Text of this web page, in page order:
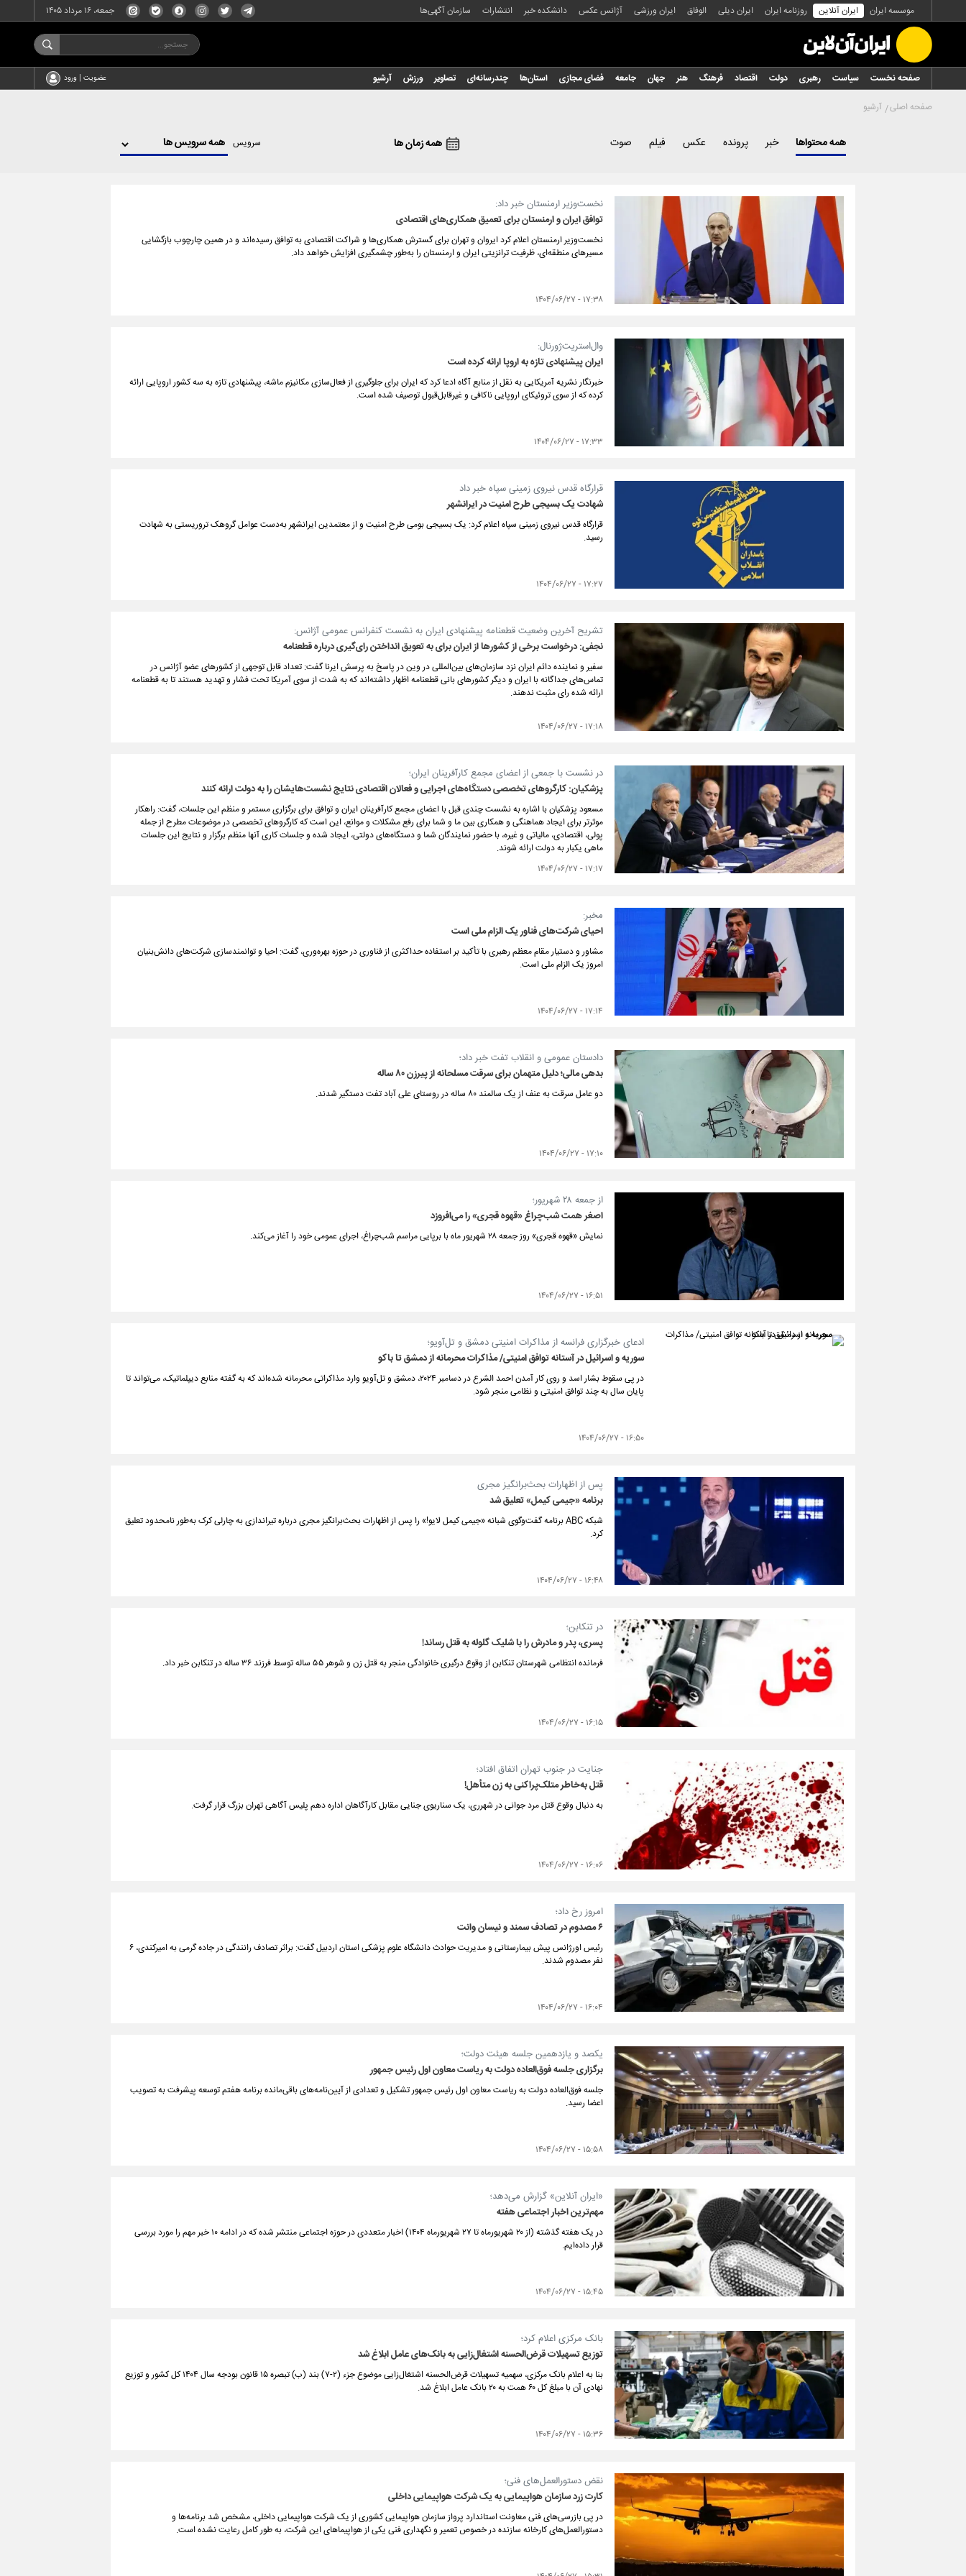
موسسه ایران ایران آنلاین روزنامه ایران ایران دیلی الوفاق ایران ورزشی آژانس عکس دانشکده خبر انتشارات سازمان آگهی‌ها جمعه، ۱۶ مرداد ۱۴۰۵
صفحه نخست سیاست رهبری دولت اقتصاد فرهنگ هنر جهان جامعه فضای مجازی استان‌ها چندرسانه‌ای تصاویر ورزش آرشیو عضویت | ورود
صفحه اصلی آرشیو
همه محتواها خبر پرونده عکس فیلم صوت همه زمان ها سرویس
نخست‌وزیر ارمنستان خبر داد:
توافق ایران و ارمنستان برای تعمیق همکاری‌های اقتصادی
نخست‌وزیر ارمنستان اعلام کرد ایروان و تهران برای گسترش همکاری‌ها و شراکت اقتصادی به توافق رسیده‌اند و در همین چارچوب بازگشایی
مسیرهای منطقه‌ای، ظرفیت ترانزیتی ایران و ارمنستان را به‌طور چشمگیری افزایش خواهد داد.
۱۷:۳۸ - ۱۴۰۴/۰۶/۲۷
وال‌استریت‌ژورنال:
ایران پیشنهادی تازه به اروپا ارائه کرده است
خبرنگار نشریه آمریکایی به نقل از منابع آگاه ادعا کرد که ایران برای جلوگیری از فعال‌سازی مکانیزم ماشه، پیشنهادی تازه به سه کشور اروپایی ارائه
کرده که از سوی تروئیکای اروپایی ناکافی و غیرقابل‌قبول توصیف شده است.
۱۷:۳۳ - ۱۴۰۴/۰۶/۲۷
قرارگاه قدس نیروی زمینی سپاه خبر داد
شهادت یک بسیجی طرح امنیت در ایرانشهر
قرارگاه قدس نیروی زمینی سپاه اعلام کرد: یک بسیجی بومی طرح امنیت و از معتمدین ایرانشهر به‌دست عوامل گروهک تروریستی به شهادت
رسید.
۱۷:۲۷ - ۱۴۰۴/۰۶/۲۷
تشریح آخرین وضعیت قطعنامه پیشنهادی ایران به نشست کنفرانس عمومی آژانس:
نجفی: درخواست برخی از کشورها از ایران برای به تعویق انداختن رای‌گیری درباره قطعنامه
سفیر و نماینده دائم ایران نزد سازمان‌های بین‌المللی در وین در پاسخ به پرسش ایرنا گفت: تعداد قابل توجهی از کشورهای عضو آژانس در
تماس‌های جداگانه با ایران و دیگر کشورهای بانی قطعنامه اظهار داشته‌اند که به شدت از سوی آمریکا تحت فشار و تهدید هستند تا به قطعنامه
ارائه شده رای مثبت ندهند.
۱۷:۱۸ - ۱۴۰۴/۰۶/۲۷
در نشست با جمعی از اعضای مجمع کارآفرینان ایران؛
پزشکیان: کارگروهای تخصصی دستگاه‌های اجرایی و فعالان اقتصادی نتایج نشست‌هایشان را به دولت ارائه کنند
مسعود پزشکیان با اشاره به نشست چندی قبل با اعضای مجمع کارآفرینان ایران و توافق برای برگزاری مستمر و منظم این جلسات، گفت: راهکار
موثرتر برای ایجاد هماهنگی و همکاری بین ما و شما برای رفع مشکلات و موانع، این است که کارگروهای تخصصی در موضوعات مطرح از جمله
پولی، اقتصادی، مالیاتی و غیره، با حضور نمایندگان شما و دستگاه‌های دولتی، ایجاد شده و جلسات کاری آنها منظم برگزار و نتایج این جلسات
ماهی یکبار به دولت ارائه شوند.
۱۷:۱۷ - ۱۴۰۴/۰۶/۲۷
مخبر:
احیای شرکت‌های فناور یک الزام ملی است
مشاور و دستیار مقام معظم رهبری با تأکید بر استفاده حداکثری از فناوری در حوزه بهره‌وری، گفت: احیا و توانمندسازی شرکت‌های دانش‌بنیان
امروز یک الزام ملی است.
۱۷:۱۴ - ۱۴۰۴/۰۶/۲۷
دادستان عمومی و انقلاب تفت خبر داد؛
بدهی مالی؛ دلیل متهمان برای سرقت مسلحانه از پیرزن ۸۰ ساله
دو عامل سرقت به عنف از یک سالمند ۸۰ ساله در روستای علی آباد تفت دستگیر شدند.
۱۷:۱۰ - ۱۴۰۴/۰۶/۲۷
از جمعه ۲۸ شهریور؛
اصغر همت شب‌چراغ «قهوه قجری» را می‌افروزد
نمایش «قهوه قجری» روز جمعه ۲۸ شهریور ماه با برپایی مراسم شب‌چراغ، اجرای عمومی خود را آغاز می‌کند.
۱۶:۵۱ - ۱۴۰۴/۰۶/۲۷
ادعای خبرگزاری فرانسه از مذاکرات امنیتی دمشق و تل‌آویو؛
سوریه و اسرائیل در آستانه توافق امنیتی/ مذاکرات محرمانه از دمشق تا باکو
در پی سقوط بشار اسد و روی کار آمدن احمد الشرع در دسامبر ۲۰۲۴، دمشق و تل‌آویو وارد مذاکراتی محرمانه شده‌اند که به گفته منابع دیپلماتیک، می‌تواند تا
پایان سال به چند توافق امنیتی و نظامی منجر شود.
۱۶:۵۰ - ۱۴۰۴/۰۶/۲۷
پس از اظهارات بحث‌برانگیز مجری
برنامه «جیمی کیمل» تعلیق شد
شبکه ABC برنامه‌ گفت‌وگوی شبانه «جیمی کیمل لایو!» را پس از اظهارات بحث‌برانگیز مجری درباره تیراندازی به چارلی کرک به‌طور نامحدود تعلیق
کرد.
۱۶:۴۸ - ۱۴۰۴/۰۶/۲۷
در تنکابن؛
پسری، پدر و مادرش را با شلیک گلوله به قتل رساند!
فرمانده انتظامی شهرستان تنکابن از وقوع درگیری خانوادگی منجر به قتل زن و شوهر ۵۵ ساله توسط فرزند ۳۶ ساله در تنکابن خبر داد.
۱۶:۱۵ - ۱۴۰۴/۰۶/۲۷
جنایت در جنوب تهران اتفاق افتاد؛
قتل به‌خاطر متلک‌پراکنی به زن متأهل!
به دنبال وقوع قتل مرد جوانی در شهرری، یک سناریوی جنایی مقابل کارآگاهان اداره دهم پلیس آگاهی تهران بزرگ قرار گرفت.
۱۶:۰۶ - ۱۴۰۴/۰۶/۲۷
امروز رخ داد؛
۶ مصدوم در تصادف سمند و نیسان وانت
رئیس اورژانس پیش بیمارستانی و مدیریت حوادث دانشگاه علوم پزشکی استان اردبیل گفت: براثر تصادف رانندگی در جاده گرمی به امیرکندی، ۶
نفر مصدوم شدند.
۱۶:۰۴ - ۱۴۰۴/۰۶/۲۷
یکصد و یازدهمین جلسه هیئت دولت؛
برگزاری جلسه فوق‌العاده دولت به ریاست معاون اول رئیس جمهور
جلسه فوق‌العاده دولت به ریاست معاون اول رئیس جمهور تشکیل و تعدادی از آیین‌نامه‌های باقی‌مانده برنامه هفتم توسعه پیشرفت به تصویب
اعضا رسید.
۱۵:۵۸ - ۱۴۰۴/۰۶/۲۷
«ایران آنلاین» گزارش می‌دهد؛
مهم‌ترین اخبار اجتماعی هفته
در یک هفته گذشته (از ۲۰ شهریورماه تا ۲۷ شهریورماه ۱۴۰۴) اخبار متعددی در حوزه اجتماعی منتشر شده که در ادامه ۱۰ خبر مهم را مورد بررسی
قرار داده‌ایم.
۱۵:۴۵ - ۱۴۰۴/۰۶/۲۷
بانک مرکزی اعلام کرد؛
توزیع تسهیلات قرض‌الحسنه اشتغال‌زایی به بانک‌های عامل ابلاغ شد
بنا به اعلام بانک مرکزی، سهمیه تسهیلات قرض‌الحسنه اشتغال‌زایی موضوع جزء (۲-۷) بند (ب) تبصره ۱۵ قانون بودجه سال ۱۴۰۴ کل کشور و توزیع
نهادی آن با مبلغ کل ۶۰ همت به ۲۰ بانک عامل ابلاغ شد.
۱۵:۳۶ - ۱۴۰۴/۰۶/۲۷
نقض دستورالعمل‌های فنی؛
کارت زرد سازمان هواپیمایی به یک شرکت هواپیمایی داخلی
در پی بازرسی‌های فنی معاونت استاندارد پرواز سازمان هواپیمایی کشوری از یک شرکت‌ هواپیمایی داخلی، مشخص شد برنامه‌ها و
دستورالعمل‌های کارخانه سازنده در خصوص تعمیر و نگهداری فنی یکی از هواپیماهای این شرکت، به طور کامل رعایت نشده است.